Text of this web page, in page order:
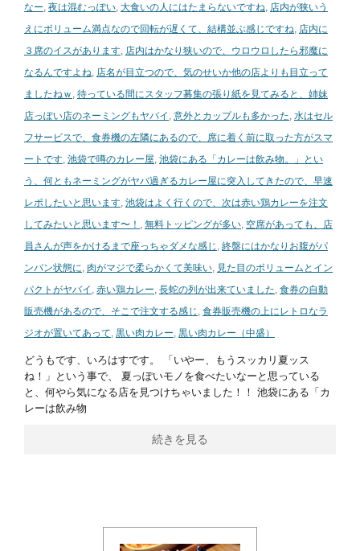
なー, 夜は混むっぽい, 大食いの人にはたまらないですね, 店内が狭いう
えにボリューム満点なので回転が遅くて、結構並ぶ感じですね, 店内に
３席のイスがあります, 店内はかなり狭いので、ウロウロしたら邪魔に
なるんですよね, 店名が目立つので、気のせいか他の店よりも目立って
ましたねｗ , 待っている間にスタッフ募集の張り紙を見てみると、姉妹
店っぽい店のネーミングもヤバイ , 意外とカップルも多かった, 水はセル
フサービスで、食券機の左隣にあるので、席に着く前に取った方がスマ
ートです, 池袋で噂のカレー屋, 池袋にある「カレーは飲み物。」とい
う、何ともネーミングがヤバ過ぎるカレー屋に突入してきたので、早速
レポしたいと思います, 池袋はよく行くので、次は赤い鶏カレーを注文
してみたいと思います〜！ , 無料トッピングが多い, 空席があっても、店
員さんが声をかけるまで座っちゃダメな感じ , 終盤にはかなりお腹がパ
ンパン状態に, 肉がマジで柔らかくて美味い, 見た目のボリュームとイン
パクトがヤバイ , 赤い鶏カレー, 長蛇の列が出来ていました, 食券の自動
販売機があるので、そこで注文する感じ , 食券販売機の上にレトロなラ
ジオが置いてあって, 黒い肉カレー, 黒い肉カレー（中盛）
どうもです、いろはすです。 「いやー、もうスッカリ夏ッス
ね！」という事で、 夏っぽいモノを食べたいなーと思っている
と、何やら気になる店を見つけちゃいました！！ 池袋にある「カ
レーは飲み物
続きを見る